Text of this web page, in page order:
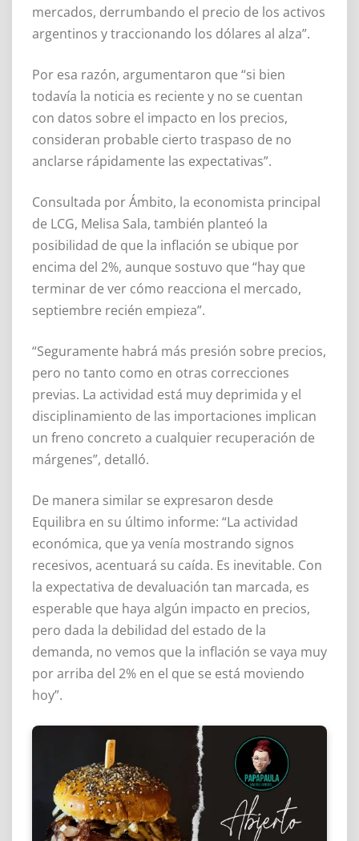
mercados, derrumbando el precio de los activos
argentinos y traccionando los dólares al alza”.
Por esa razón, argumentaron que “si bien
todavía la noticia es reciente y no se cuentan
con datos sobre el impacto en los precios,
consideran probable cierto traspaso de no
anclarse rápidamente las expectativas”.
Consultada por Ámbito, la economista principal
de LCG, Melisa Sala, también planteó la
posibilidad de que la inflación se ubique por
encima del 2%, aunque sostuvo que “hay que
terminar de ver cómo reacciona el mercado,
septiembre recién empieza”.
“Seguramente habrá más presión sobre precios,
pero no tanto como en otras correcciones
previas. La actividad está muy deprimida y el
disciplinamiento de las importaciones implican
un freno concreto a cualquier recuperación de
márgenes”, detalló.
De manera similar se expresaron desde
Equilibra en su último informe: “La actividad
económica, que ya venía mostrando signos
recesivos, acentuará su caída. Es inevitable. Con
la expectativa de devaluación tan marcada, es
esperable que haya algún impacto en precios,
pero dada la debilidad del estado de la
demanda, no vemos que la inflación se vaya muy
por arriba del 2% en el que se está moviendo
hoy”.